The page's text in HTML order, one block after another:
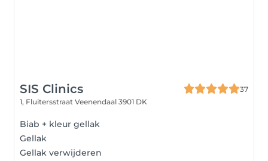
SIS Clinics
37
1, Fluitersstraat Veenendaal 3901 DK
Biab + kleur gellak
Gellak
Gellak verwijderen